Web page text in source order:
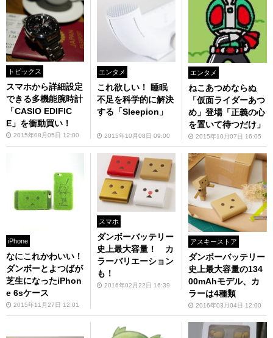
トピックス
スマホから詳細設定
できる多機能腕時計
「CASIO EDIFIC
E」を衝動買い！
2015年08月05日 12:00
エンタメ
これ欲しい！ 睡眠
不足を科学的に解決
する「Sleepion」
2015年10月08日 09:00
エンタメ
ねこあつめならぬ
「仮面ライダーあつ
め」登場「正義の心
を置いて待つだけ」
2015年10月07日 16:05
iPhone
なにこれかわいい！
ダンボーとよつばが
芝生になったiPhon
e 6sケース
2015年11月27日 12:01
スマホ
ダンボーバッテリー
史上最大容量！ カ
ラーバリエーション
も！
2016年02月22日 16:39
アスキーストア
ダンボーバッテリー
史上最大容量の134
00mAhモデル、カ
ラーは4種類
2016年03月04日 12:00